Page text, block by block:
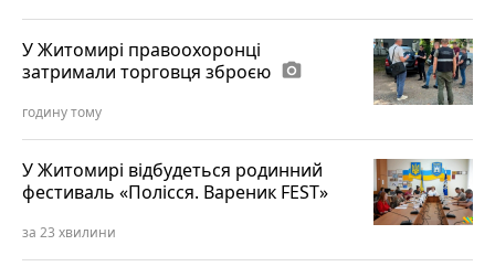
У Житомирі правоохоронці
затримали торговця зброєю photo_camera
годину тому
У Житомирі відбудеться родинний
фестиваль «Полісся. Вареник FEST»
за 23 хвилини